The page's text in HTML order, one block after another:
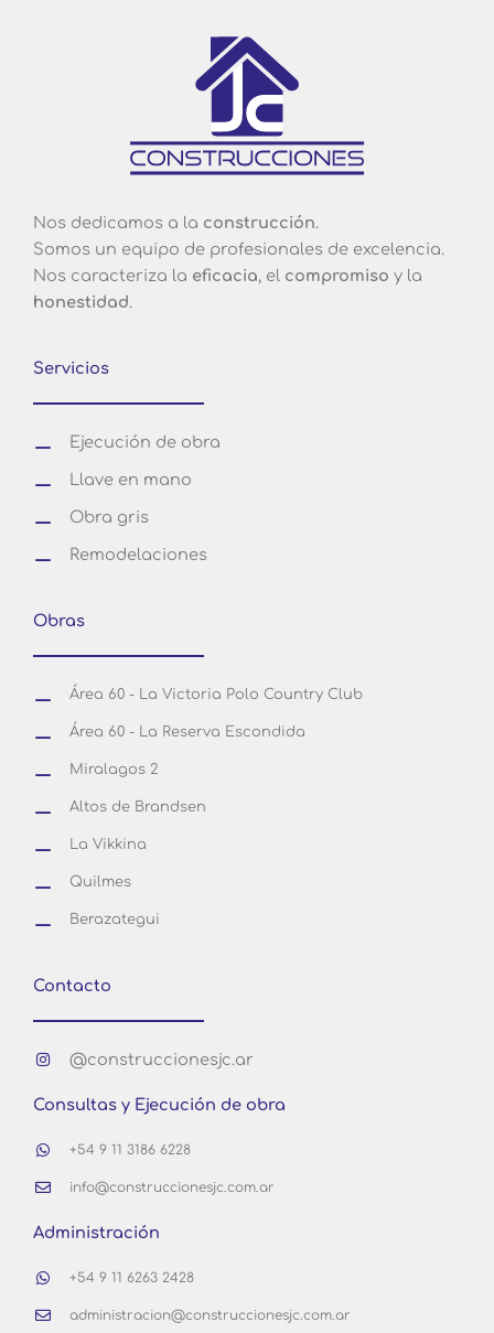
Nos dedicamos a la construcción.
Somos un equipo de profesionales de excelencia.
Nos caracteriza la eficacia, el compromiso y la
honestidad.
Servicios
Ejecución de obra
Llave en mano
Obra gris
Remodelaciones
Obras
Área 60 - La Victoria Polo Country Club
Área 60 - La Reserva Escondida
Miralagos 2
Altos de Brandsen
La Vikkina
Quilmes
Berazategui
Contacto
@construccionesjc.ar
Consultas y Ejecución de obra
+54 9 11 3186 6228
info@construccionesjc.com.ar
Administración
+54 9 11 6263 2428
administracion@construccionesjc.com.ar